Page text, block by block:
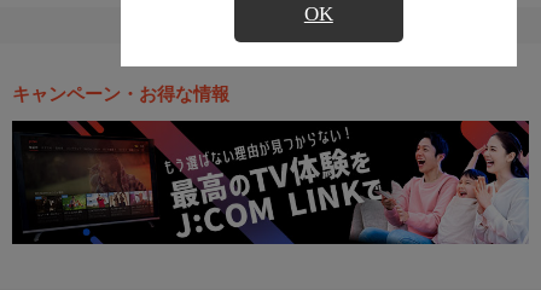
OK
キャンペーン・お得な情報